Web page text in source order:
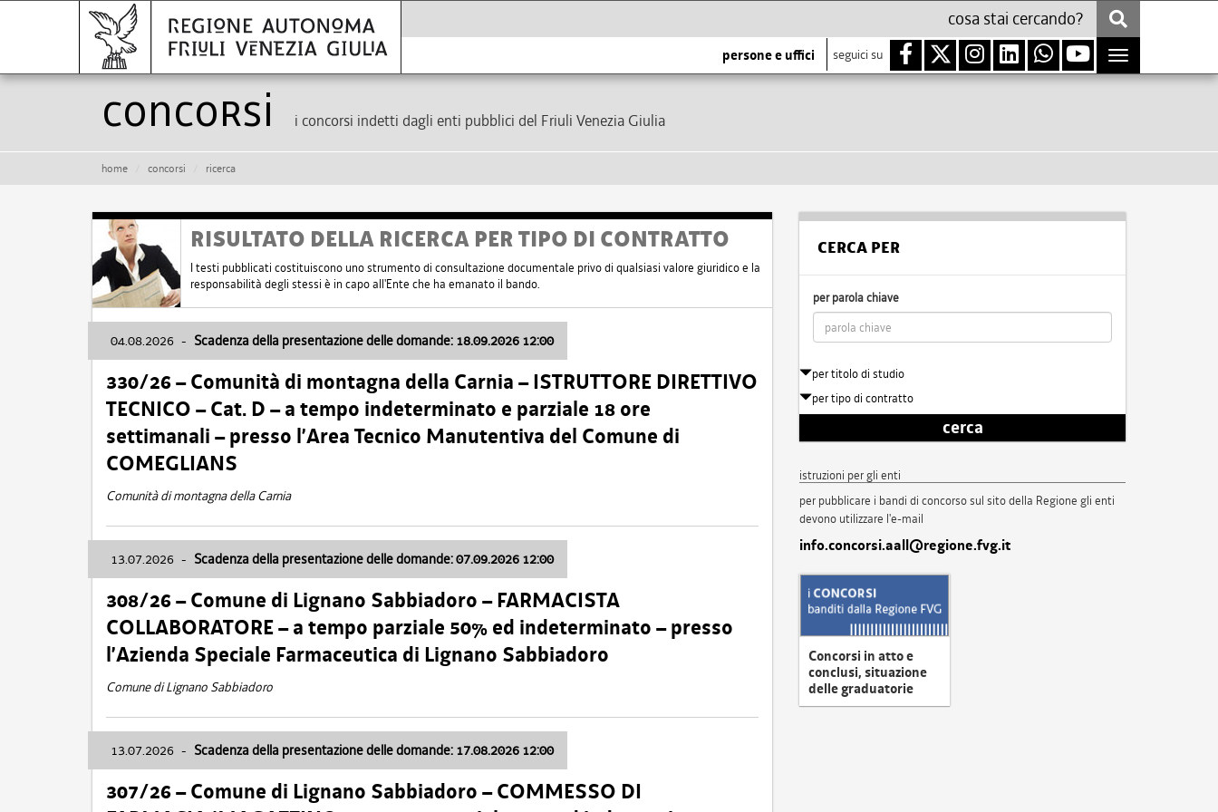
persone e uffici seguici su
Toggle
navigation
Concorsi i concorsi indetti dagli enti pubblici del Friuli Venezia Giulia
home concorsi ricerca
RISULTATO DELLA RICERCA PER TIPO DI CONTRATTO
I testi pubblicati costituiscono uno strumento di consultazione documentale privo di qualsiasi valore giuridico e la
responsabilità degli stessi è in capo all'Ente che ha emanato il bando.
04.08.2026 - Scadenza della presentazione delle domande: 18.09.2026 12:00
330/26 – Comunità di montagna della Carnia – ISTRUTTORE DIRETTIVO
TECNICO – Cat. D – a tempo indeterminato e parziale 18 ore
settimanali – presso l’Area Tecnico Manutentiva del Comune di
COMEGLIANS
Comunità di montagna della Carnia
13.07.2026 - Scadenza della presentazione delle domande: 07.09.2026 12:00
308/26 – Comune di Lignano Sabbiadoro – FARMACISTA
COLLABORATORE – a tempo parziale 50% ed indeterminato – presso
l’Azienda Speciale Farmaceutica di Lignano Sabbiadoro
Comune di Lignano Sabbiadoro
13.07.2026 - Scadenza della presentazione delle domande: 17.08.2026 12:00
307/26 – Comune di Lignano Sabbiadoro – COMMESSO DI
CERCA PER
per parola chiave
per titolo di studio
per tipo di contratto
cerca
istruzioni per gli enti
per pubblicare i bandi di concorso sul sito della Regione gli enti
devono utilizzare l'e-mail
info.concorsi.aall@regione.fvg.it
Concorsi in atto e
conclusi, situazione
delle graduatorie